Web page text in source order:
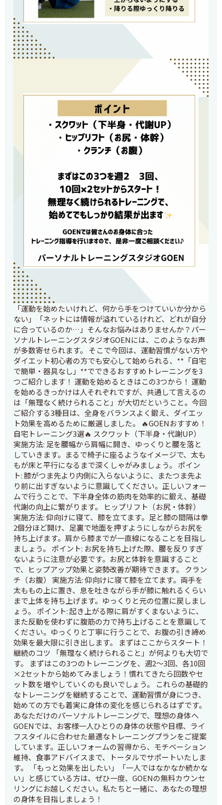
「運動を始めたいけれど、何から手をつけていいか分から
ない」「ネットには情報が溢れているけれど、どれが自分
に合っているのか…」そんなお悩みはありませんか？パー
ソナルトレーニングスタジオGOENには、このようなお声
が多数寄せられます。 そこで今回は、運動習慣がない方や
ダイエット初心者の方でも安心して始められる、**「自宅
で簡単・器具なし」**でできるおすすめトレーニングを3
つご紹介します！ 運動を始めるときはこの3つから！ 運動
を始めるきっかけは人それぞれですが、共通して言えるの
は「無理なく続けられること」が大切だということ。今回
ご紹介する3種目は、全身をバランスよく鍛え、ダイエッ
ト効果を高めるために厳選しました。 🔥GOENおすすめ！
自宅トレーニング3選🔥 スクワット（下半身・代謝UP）
実施方法: 足を腰幅から肩幅に開き、ゆっくりと腰を落と
していきます。まるで椅子に座るようなイメージで、太も
もが床と平行になるまで深くしゃがみましょう。 ポイン
ト: 膝がつま先より内側に入らないように、またつま先よ
り前に出すぎないように意識してください。正しいフォー
ムで行うことで、下半身全体の筋肉を効率的に鍛え、基礎
代謝の向上に繋がります。 ヒップリフト（お尻・体幹）
実施方法: 仰向けに寝て、膝を立てます。足と膝の間隔は拳
2個分ほど開け、足裏で地面を押すようにしながらお尻を
持ち上げます。肩から膝までが一直線になることを目指し
ましょう。 ポイント: お尻を持ち上げた際、腰を反りすぎ
ないように注意が必要です。お尻と体幹を意識すること
で、ヒップアップ効果と姿勢改善が期待できます。 クラン
チ（お腹） 実施方法: 仰向けに寝て膝を立てます。両手を
太ももの上に置き、息を吐きながら手が膝に触れるくらい
まで上体を持ち上げます。ゆっくりと元の位置に戻しまし
ょう。 ポイント: 起き上がる際に肩がすくまないように、
また反動を使わずに腹筋の力で持ち上げることを意識して
ください。ゆっくりと丁寧に行うことで、お腹の引き締め
効果を最大限に引き出します。 まずはここからスタート！
継続のコツ 「無理なく続けられること」が何よりも大切で
す。 まずはこの3つのトレーニングを、週2〜3回、各10回
×2セットから始めてみましょう！慣れてきたら回数やセ
ット数を増やしていくのも良いでしょう。 これらの基礎的
なトレーニングを継続することで、運動習慣が身につき、
始めての方でも着実に身体の変化を感じられるはずです。
あなただけのパーソナルトレーニングで、理想の身体へ
GOENでは、お客様一人ひとりの身体の状態や目標、ライ
フスタイルに合わせた最適なトレーニングプランをご提案
しています。正しいフォームの習得から、モチベーション
維持、食事アドバイスまで、トータルでサポートいたしま
す。 「もっと効果を出したい」「一人ではなかなか続かな
い」と感じている方は、ぜひ一度、GOENの無料カウンセ
リングにお越しください。私たちと一緒に、あなたの理想
の身体を目指しましょう！